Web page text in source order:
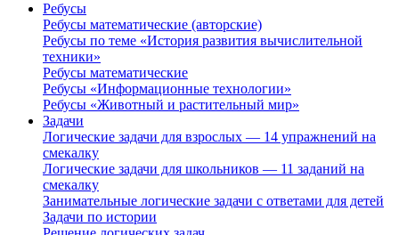
Ребусы
Ребусы математические (авторские)
Ребусы по теме «История развития вычислительной
техники»
Ребусы математические
Ребусы «Информационные технологии»
Ребусы «Животный и растительный мир»
Задачи
Логические задачи для взрослых — 14 упражнений на
смекалку
Логические задачи для школьников — 11 заданий на
смекалку
Занимательные логические задачи с ответами для детей
Задачи по истории